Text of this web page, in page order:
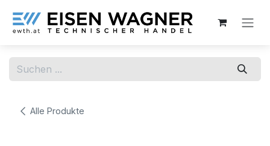
Alle Produkte